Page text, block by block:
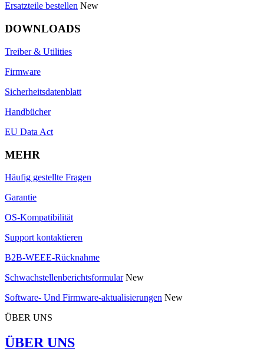
Ersatzteile bestellen New
DOWNLOADS
Treiber & Utilities
Firmware
Sicherheitsdatenblatt
Handbücher
EU Data Act
MEHR
Häufig gestellte Fragen
Garantie
OS-Kompatibilität
Support kontaktieren
B2B-WEEE-Rücknahme
Schwachstellenberichtsformular New
Software- Und Firmware-aktualisierungen New
ÜBER UNS
ÜBER UNS